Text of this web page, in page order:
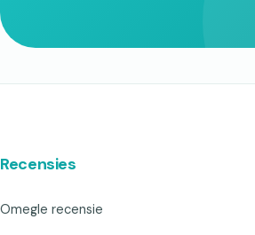
Recensies
Omegle recensie